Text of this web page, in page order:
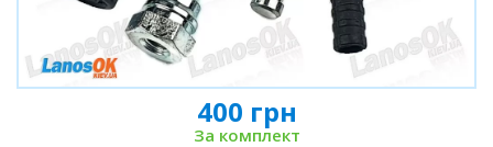
400 грн
За комплект